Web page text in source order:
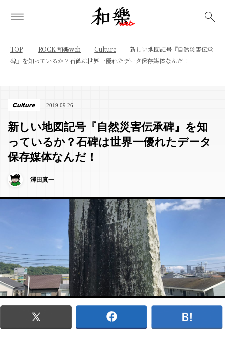
TOP ROCK 和樂web Culture
新しい地図記号『自然災害伝承
碑』を知っているか？石碑は世界一優れたデータ保存媒体なんだ！
Culture 2019.09.26
新しい地図記号『自然災害伝承碑』を知
っているか？石碑は世界一優れたデータ
保存媒体なんだ！
澤田真一